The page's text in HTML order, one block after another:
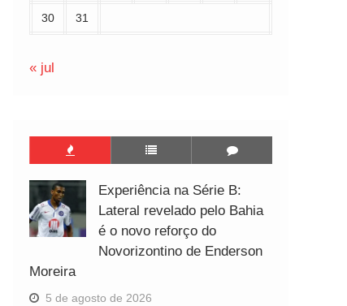
30 31
« jul
Experiência na Série B:
Lateral revelado pelo Bahia
é o novo reforço do
Novorizontino de Enderson
Moreira
5 de agosto de 2026